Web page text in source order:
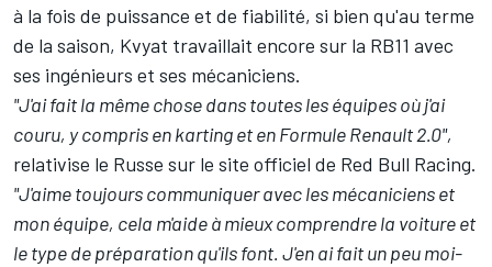
à la fois de puissance et de fiabilité, si bien qu'au terme
de la saison, Kvyat travaillait encore sur la RB11 avec
ses ingénieurs et ses mécaniciens.
"J'ai fait la même chose dans toutes les équipes où j'ai
couru, y compris en karting et en Formule Renault 2.0",
relativise le Russe sur le site officiel de Red Bull Racing.
"J'aime toujours communiquer avec les mécaniciens et
mon équipe, cela m'aide à mieux comprendre la voiture et
le type de préparation qu'ils font. J'en ai fait un peu moi-